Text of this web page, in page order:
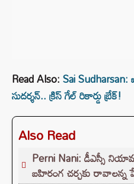
Read Also:Sai
సుదర్శన్‌.. క్రిస్‌ గేల్‌ రికార్డు బ్రేక్!
Also Read
Perni Nani: డీఎస్సీ
బహిరంగ చర్చకు రావాలన్న